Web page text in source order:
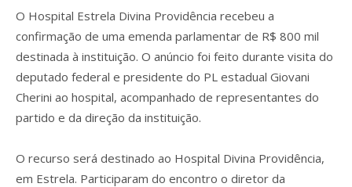
O Hospital Estrela Divina Providência recebeu a
confirmação de uma emenda parlamentar de R$ 800 mil
destinada à instituição. O anúncio foi feito durante visita do
deputado federal e presidente do PL estadual Giovani
Cherini ao hospital, acompanhado de representantes do
partido e da direção da instituição.
O recurso será destinado ao Hospital Divina Providência,
em Estrela. Participaram do encontro o diretor da